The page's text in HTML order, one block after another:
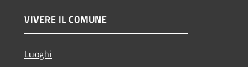
VIVERE IL COMUNE
Luoghi